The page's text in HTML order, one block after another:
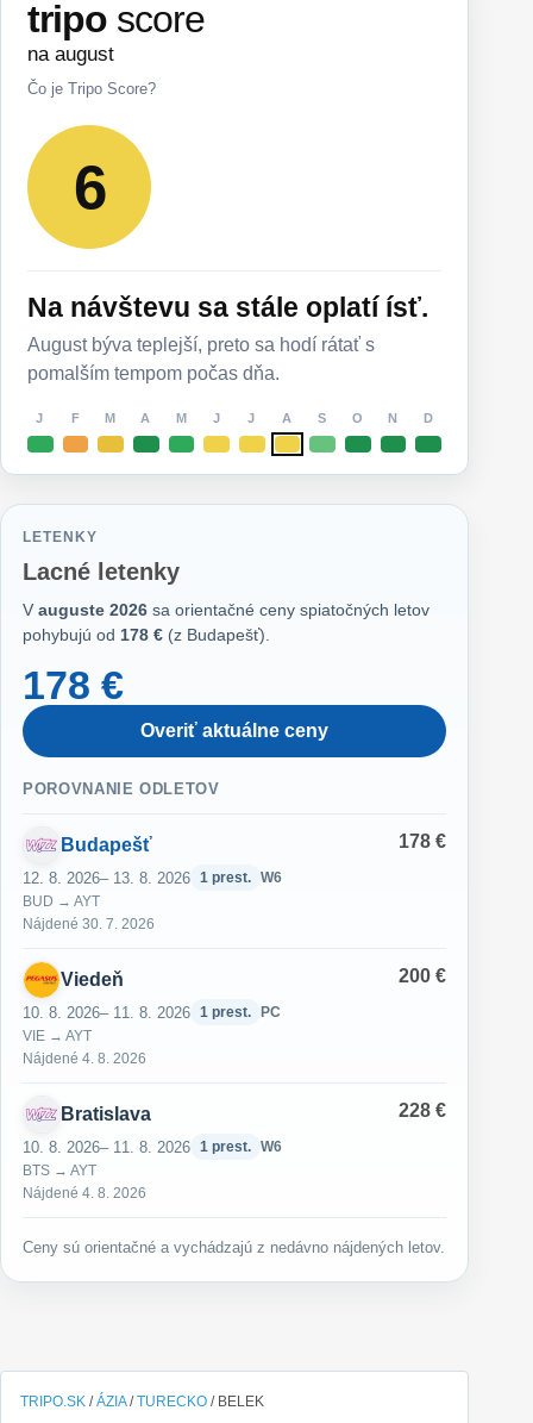
TRIPO.SK /ÁZIA/TURECKO / BELEK
tripo score
na august
Čo je Tripo Score?
6
Na návštevu sa stále oplatí ísť.
August býva teplejší, preto sa hodí rátať s
pomalším tempom počas dňa.
J F M A M J J A S O N D
LETENKY
Lacné letenky
V auguste 2026 sa orientačné ceny spiatočných letov
pohybujú od 178 € (z Budapešť).
178 €
Overiť aktuálne ceny
POROVNANIE ODLETOV
Budapešť
12. 8. 2026– 13. 8. 2026 1 prest. W6
BUD → AYT
Nájdené 30. 7. 2026
178 €
Viedeň
10. 8. 2026– 11. 8. 2026 1 prest. PC
VIE → AYT
Nájdené 4. 8. 2026
200 €
Bratislava
10. 8. 2026– 11. 8. 2026 1 prest. W6
BTS → AYT
Nájdené 4. 8. 2026
228 €
Ceny sú orientačné a vychádzajú z nedávno nájdených letov.